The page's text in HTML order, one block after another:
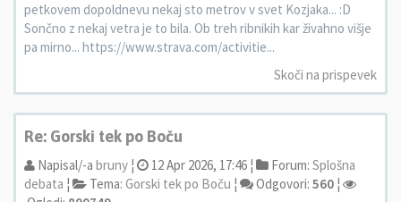
petkovem dopoldnevu nekaj sto metrov v svet Kozjaka... :D
Sončno z nekaj vetra je to bila. Ob treh ribnikih kar živahno višje
pa mirno... https://www.strava.com/activitie...
Skoči na prispevek
Re: Gorski tek po Boču
Napisal/-a bruny ¦ 12 Apr 2026, 17:46 ¦ Forum: Splošna
debata ¦ Tema: Gorski tek po Boču ¦ Odgovori: 560 ¦